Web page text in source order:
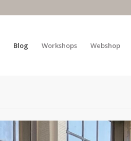
Blog Workshops Webshop